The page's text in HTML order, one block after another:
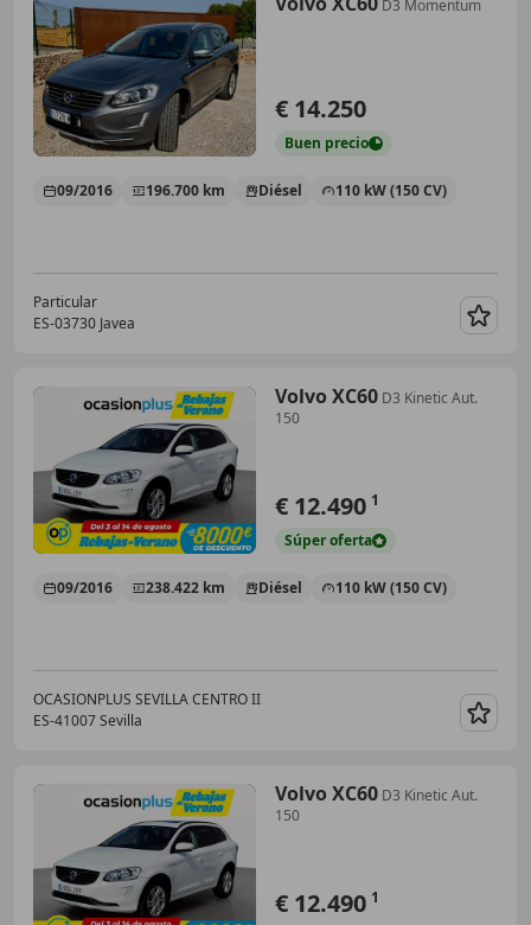
D3 Momentum
€ 14.250
Buen precio
09/2016 196.700 km Diésel 110 kW (150 CV)
Particular
ES-03730 Javea
Volvo XC60 D3 Kinetic Aut.
150
€ 12.490 1
Súperoferta
09/2016 238.422 km Diésel 110 kW (150 CV)
OCASIONPLUS SEVILLA CENTRO II
ES-41007 Sevilla
Volvo XC60 D3 Kinetic Aut.
150
€ 12.490 1